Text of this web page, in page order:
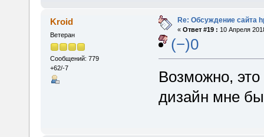
Kroid
Ветеран
Сообщений: 779
+62/-7
Re: Обсуждение сайта
« Ответ #19 : 10 Апреля
(−)0
Возможно,
дизайн мне